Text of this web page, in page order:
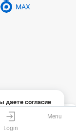
даете согласие
и сбор данных
MAX
only and is not a
of the Civil Code of
and the
Login
Menu